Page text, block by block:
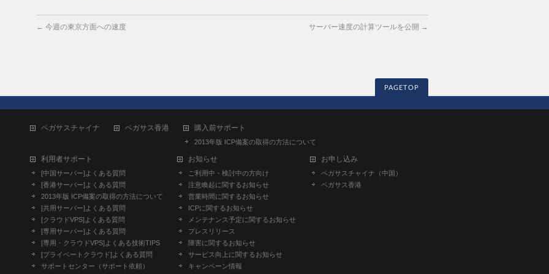
← 今週の東京方面への速度 サーバー速度の計算ツールを公開 →
PAGETOP
ペガサスチャイナ ペガサス香港 購入前サポート
2013年版 ICP備案の取得の方法について
利用者サポート
[中国サーバー]よくある質問
[香港サーバー]よくある質問
2013年版 ICP備案の取得の方法について
[共用サーバー]よくある質問
[クラウドVPS]よくある質問
[専用サーバー]よくある質問
[専用・クラウドVPS]よくある技術TIPS
[プライベートクラウド]よくある質問
サポートセンター（サポート依頼）
お知らせ
ご利用中・検討中の方向け
注意喚起に関するお知らせ
営業時間に関するお知らせ
ICPに関するお知らせ
メンテナンス予定に関するお知らせ
プレスリリース
障害に関するお知らせ
サービス向上に関するお知らせ
キャンペーン情報
お申し込み
ペガサスチャイナ（中国）
ペガサス香港